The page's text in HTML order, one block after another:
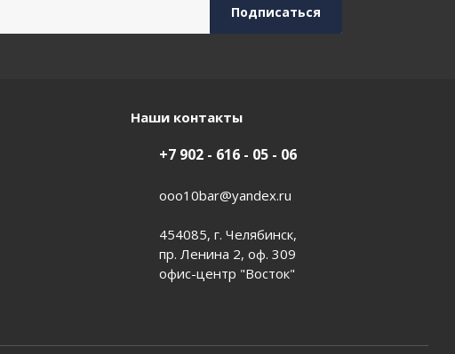
Наши контакты
+7 902 - 616 - 05 - 06
ooo10bar@yandex.ru
454085, г. Челябинск,
пр. Ленина 2, оф. 309
офис-центр "Восток"